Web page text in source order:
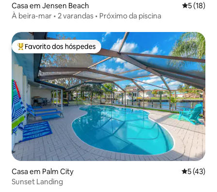
Casa em Jensen Beach
5 (18)
À beira-mar • 2 varandas • Próximo da piscina
Favoritos dos hóspedes mais apreciados
Favorito dos hóspedes
Casa em Palm City
5 (43)
Sunset Landing